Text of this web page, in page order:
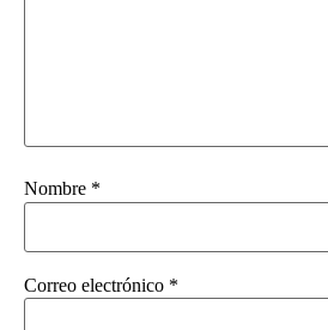
Nombre *
Correo electrónico *